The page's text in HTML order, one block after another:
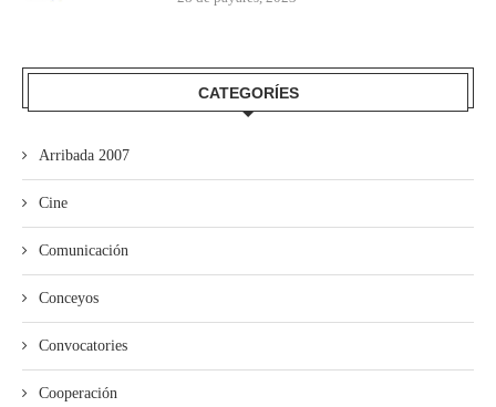
CATEGORÍES
Arribada 2007
Cine
Comunicación
Conceyos
Convocatories
Cooperación